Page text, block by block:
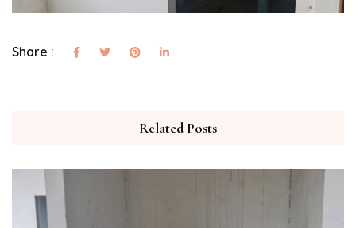
Share :
Related Posts